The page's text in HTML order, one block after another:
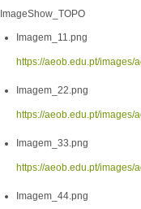
ImageShow_TOPO
Imagem_11.png
https://aeob.edu.pt/images/
Imagem_22.png
https://aeob.edu.pt/images/
Imagem_33.png
https://aeob.edu.pt/images/
Imagem_44.png